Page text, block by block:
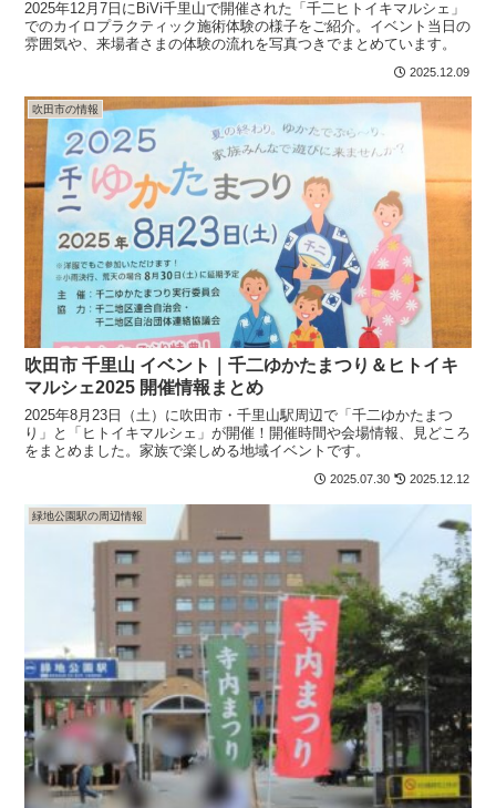
2025年12月7日にBiVi千里山で開催された「千二ヒトイキマルシェ」
でのカイロプラクティック施術体験の様子をご紹介。イベント当日の
雰囲気や、来場者さまの体験の流れを写真つきでまとめています。
2025.12.09
吹田市の情報
吹田市 千里山 イベント｜千二ゆかたまつり＆ヒトイキ
マルシェ2025 開催情報まとめ
2025年8月23日（土）に吹田市・千里山駅周辺で「千二ゆかたまつ
り」と「ヒトイキマルシェ」が開催！開催時間や会場情報、見どころ
をまとめました。家族で楽しめる地域イベントです。
2025.07.30 2025.12.12
緑地公園駅の周辺情報